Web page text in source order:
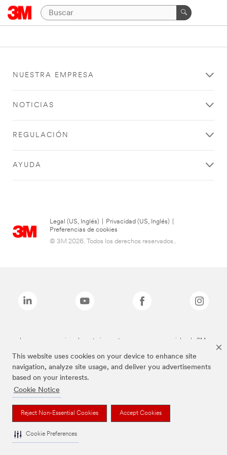
This website uses cookies on your device to enhance site
navigation, analyze site usage, and deliver you advertisements
based on your interests.
Cookie Notice
Reject Non-Essential Cookies Accept Cookies
Cookie Preferences
NUESTRA EMPRESA
NOTICIAS
REGULACIÓN
AYUDA
Legal (US, Inglés) Privacidad (US, Inglés)
Preferencias de cookies
© 3M 2026. Todos los derechos reservados..
Las marcas mencionadas anteriormente son marcas comerciales de 3M.